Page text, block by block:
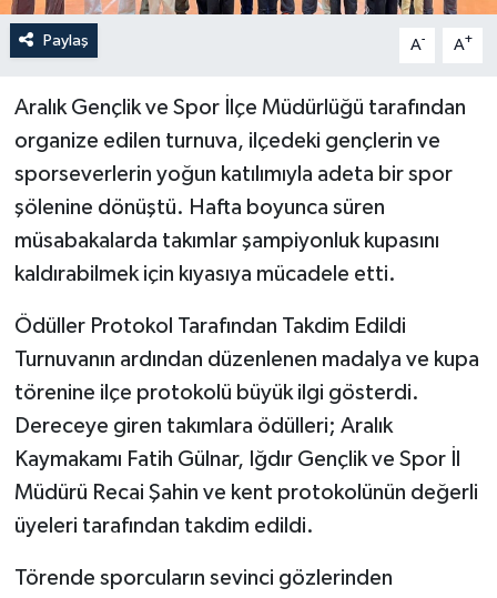
Paylaş A- A+
Aralık Gençlik ve Spor İlçe Müdürlüğü tarafından
organize edilen turnuva, ilçedeki gençlerin ve
sporseverlerin yoğun katılımıyla adeta bir spor
şölenine dönüştü. Hafta boyunca süren
müsabakalarda takımlar şampiyonluk kupasını
kaldırabilmek için kıyasıya mücadele etti.
Ödüller Protokol Tarafından Takdim Edildi
Turnuvanın ardından düzenlenen madalya ve kupa
törenine ilçe protokolü büyük ilgi gösterdi.
Dereceye giren takımlara ödülleri; Aralık
Kaymakamı Fatih Gülnar, Iğdır Gençlik ve Spor İl
Müdürü Recai Şahin ve kent protokolünün değerli
üyeleri tarafından takdim edildi.
Törende sporcuların sevinci gözlerinden